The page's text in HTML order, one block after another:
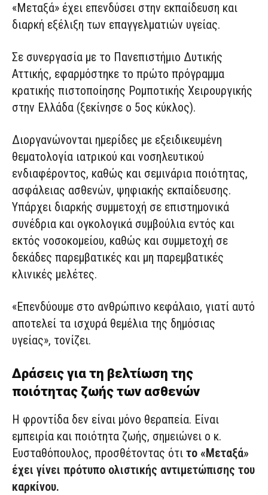
«Μεταξά» έχει επενδύσει στην εκπαίδευση και
διαρκή εξέλιξη των επαγγελματιών υγείας.
Σε συνεργασία με το Πανεπιστήμιο Δυτικής
Αττικής, εφαρμόστηκε το πρώτο πρόγραμμα
κρατικής πιστοποίησης Ρομποτικής Χειρουργικής
στην Ελλάδα (ξεκίνησε ο 5ος κύκλος).
Διοργανώνονται ημερίδες με εξειδικευμένη
θεματολογία ιατρικού και νοσηλευτικού
ενδιαφέροντος, καθώς και σεμινάρια ποιότητας,
ασφάλειας ασθενών, ψηφιακής εκπαίδευσης.
Υπάρχει διαρκής συμμετοχή σε επιστημονικά
συνέδρια και ογκολογικά συμβούλια εντός και
εκτός νοσοκομείου, καθώς και συμμετοχή σε
δεκάδες παρεμβατικές και μη παρεμβατικές
κλινικές μελέτες.
«Επενδύουμε στο ανθρώπινο κεφάλαιο, γιατί αυτό
αποτελεί τα ισχυρά θεμέλια της δημόσιας
υγείας», τονίζει.
Δράσεις για τη βελτίωση της
ποιότητας ζωής των ασθενών
Η φροντίδα δεν είναι μόνο θεραπεία. Είναι
εμπειρία και ποιότητα ζωής, σημειώνει ο κ.
Ευσταθόπουλος, προσθέτοντας ότι το «Μεταξά»
έχει γίνει πρότυπο ολιστικής αντιμετώπισης του
καρκίνου.